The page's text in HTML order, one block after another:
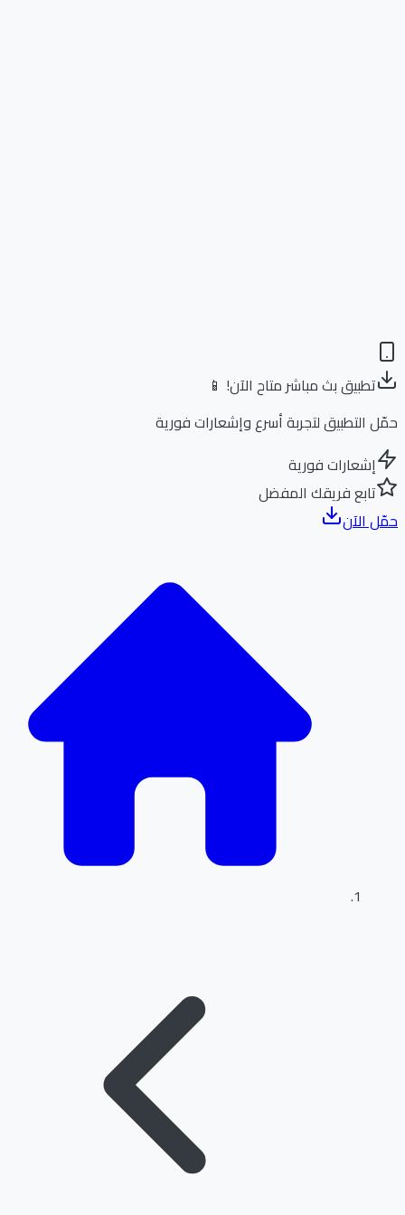
تطبيق بث مباشر متاح الآن! 📱
التطبيق لتجربة أسرع وإشعارات فورية
إشعارات فورية
تابع فريقك المفضل
الآن